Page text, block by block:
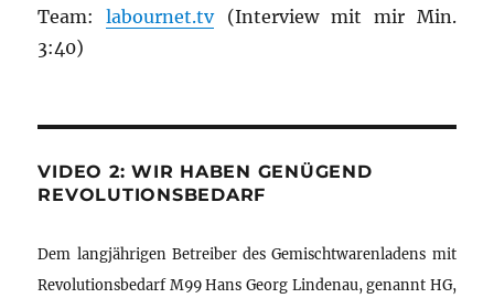
Team:labournet.tv(Interview mit mir Min.
3:40)
VIDEO 2: WIR HABEN GENÜGEND
REVOLUTIONSBEDARF
Dem langjährigen Betreiber des Gemischtwarenladens mit
Revolutionsbedarf M99 Hans Georg Lindenau, genannt HG,